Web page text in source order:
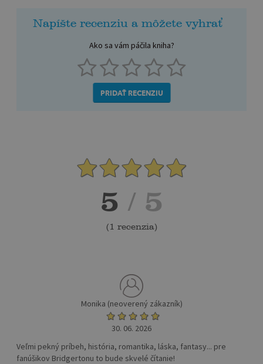
Napíšte recenziu a môžete vyhrať
Ako sa vám páčila kniha?
PRIDAŤ RECENZIU
5 / 5
(1 recenzia)
Monika (neoverený zákazník)
30. 06. 2026
Veľmi pekný príbeh, história, romantika, láska, fantasy... pre
fanúšikov Bridgertonu to bude skvelé čítanie!